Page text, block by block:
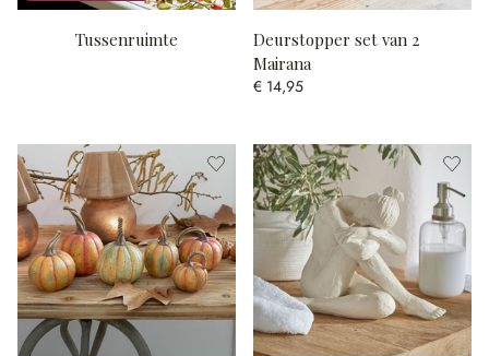
Tussenruimte
Deurstopper set van 2
Mairana
€ 14,95